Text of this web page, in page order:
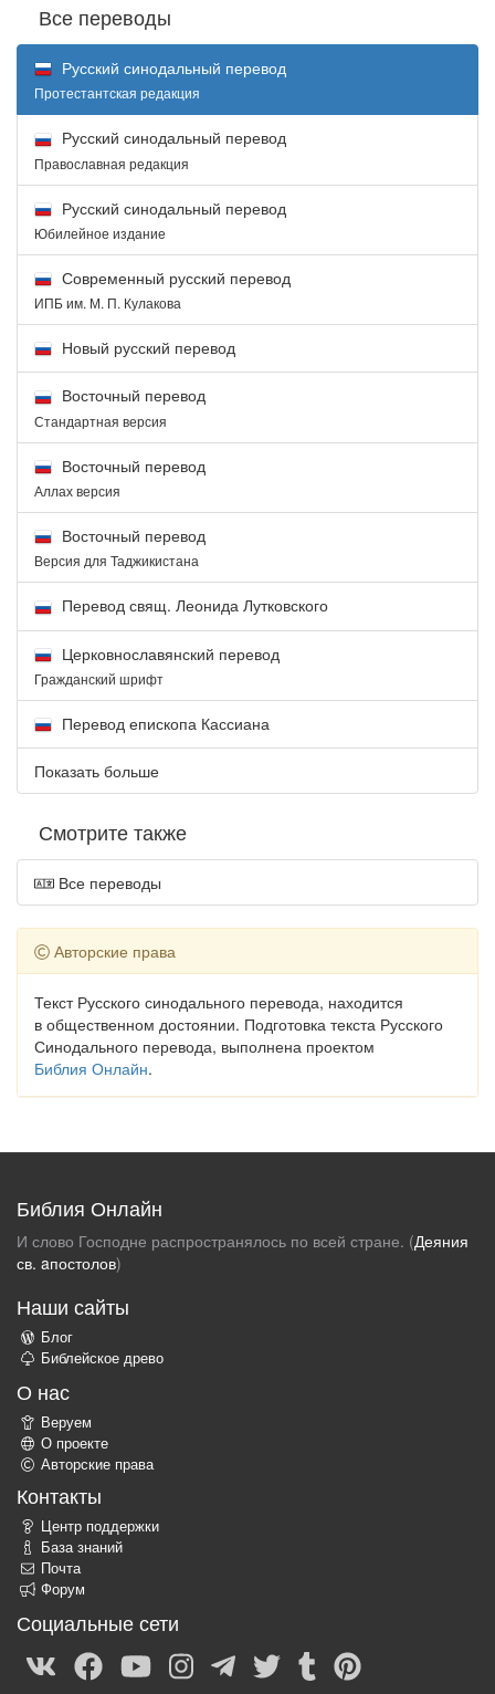
Все переводы
Русский синодальный перевод
Протестантская редакция
Русский синодальный перевод
Православная редакция
Русский синодальный перевод
Юбилейное издание
Современный русский перевод
ИПБ им. М. П. Кулакова
Новый русский перевод
Восточный перевод
Стандартная версия
Восточный перевод
Аллах версия
Восточный перевод
Версия для Таджикистана
Перевод свящ. Леонида Лутковского
Церковнославянский перевод
Гражданский шрифт
Перевод епископа Кассиана
Показать больше
Смотрите также
Все переводы
Авторские права
Текст Русского синодального перевода, находится
в общественном достоянии. Подготовка текста Русского
Синодального перевода, выполнена проектом
Библия Онлайн.
Библия Онлайн
И слово Господне распространялось по всей стране. (Деяния
св. aпостолов)
Наши сайты
Блог
Библейское древо
О нас
Веруем
О проекте
Авторские права
Контакты
Центр поддержки
База знаний
Почта
Форум
Социальные сети